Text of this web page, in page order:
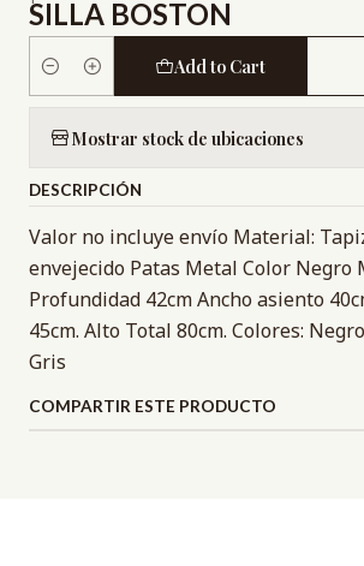
SILLA BOSTON
Quantity
Add to Cart
Mostrar stock de ubicaciones
DESCRIPCIÓN
Valor no incluye envío Material:
envejecido Patas Metal Color Negro
Profundidad 42cm Ancho asiento
45cm. Alto Total 80cm. Colores:
Gris
COMPARTIR ESTE PRODUCTO